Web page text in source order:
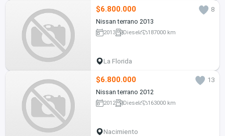
$6.800.000
8
Nissan terrano 2013
2013 Diesel 187000 km
La Florida
$6.800.000
13
Nissan terrano 2012
2012 Diesel 163000 km
Nacimiento